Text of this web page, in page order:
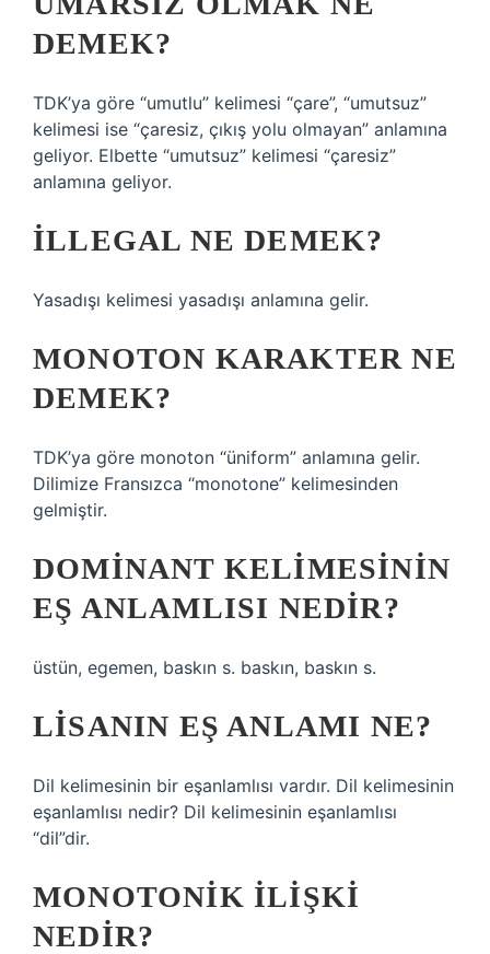
DEMEK?
TDK’ya göre “umutlu” kelimesi “çare”, “umutsuz”
kelimesi ise “çaresiz, çıkış yolu olmayan” anlamına
geliyor. Elbette “umutsuz” kelimesi “çaresiz”
anlamına geliyor.
İLLEGAL NE DEMEK?
Yasadışı kelimesi yasadışı anlamına gelir.
MONOTON KARAKTER NE
DEMEK?
TDK’ya göre monoton “üniform” anlamına gelir.
Dilimize Fransızca “monotone” kelimesinden
gelmiştir.
DOMINANT KELIMESININ
EŞ ANLAMLISI NEDIR?
üstün, egemen, baskın s. baskın, baskın s.
LISANIN EŞ ANLAMI NE?
Dil kelimesinin bir eşanlamlısı vardır. Dil kelimesinin
eşanlamlısı nedir? Dil kelimesinin eşanlamlısı
“dil”dir.
MONOTONIK ILIŞKI
NEDIR?